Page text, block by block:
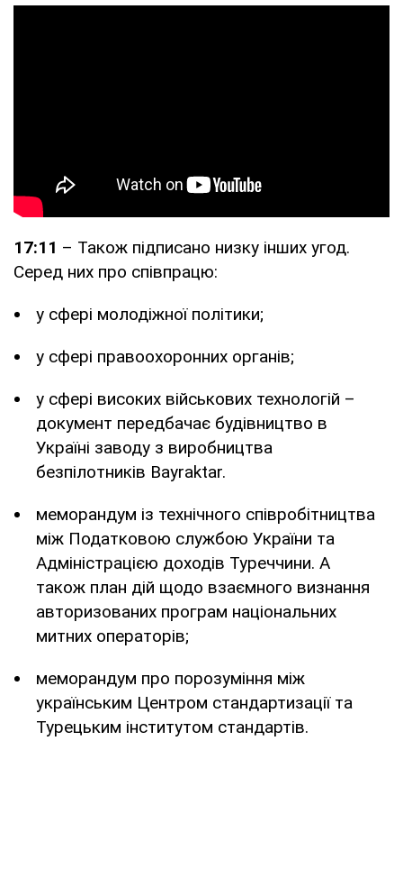
17:11 – Також підписано низку інших угод.
Серед них про співпрацю:
у сфері молодіжної політики;
у сфері правоохоронних органів;
у сфері високих військових технологій –
документ передбачає будівництво в
Україні заводу з виробництва
безпілотників Bayraktar.
меморандум із технічного співробітництва
між Податковою службою України та
Адміністрацією доходів Туреччини. А
також план дій щодо взаємного визнання
авторизованих програм національних
митних операторів;
меморандум про порозуміння між
українським Центром стандартизації та
Турецьким інститутом стандартів.